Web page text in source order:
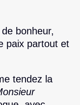
bonheur,
paix partout et
tendez la